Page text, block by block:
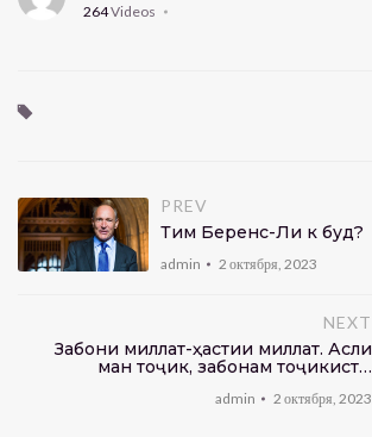
264Videos
PREV
Тим Беренс-Ли кӣ буд?
admin 2 октября, 2023
NEXT
Забони миллат-ҳастии миллат. Асли
ман тоҷик, забонам тоҷикист…
admin 2 октября, 2023